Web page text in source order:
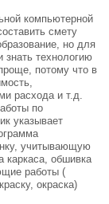
компьютерной
смету
но для
технологию
потому что в
расхода и т.д.
по
указывает
учитывающую
каркаса, обшивка
работы (
окраска)